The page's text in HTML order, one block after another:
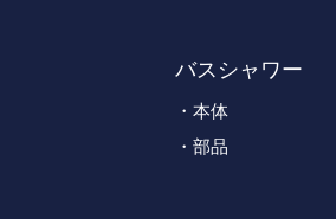
バスシャワー
本体
部品